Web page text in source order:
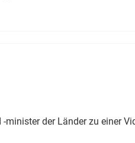
der Länder zu einer